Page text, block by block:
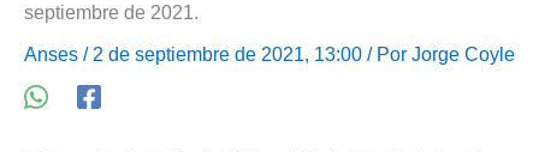
septiembre de 2021.
Anses / 2 de septiembre de 2021, 13:00 / Por Jorge Coyle